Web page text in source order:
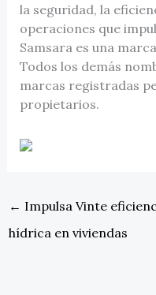
la seguridad, la
operaciones que
Samsara es una
Todos los demás
marcas registradas
propietarios.
← Impulsa Vinte
hídrica en viviendas